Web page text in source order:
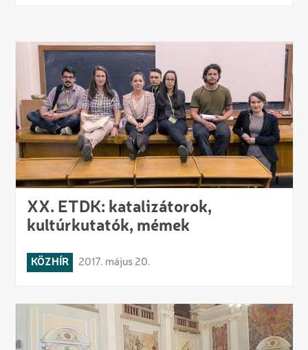
XX. ETDK: katalizátorok,
kultúrkutatók, mémek
KÖZHÍR 2017. május 20.